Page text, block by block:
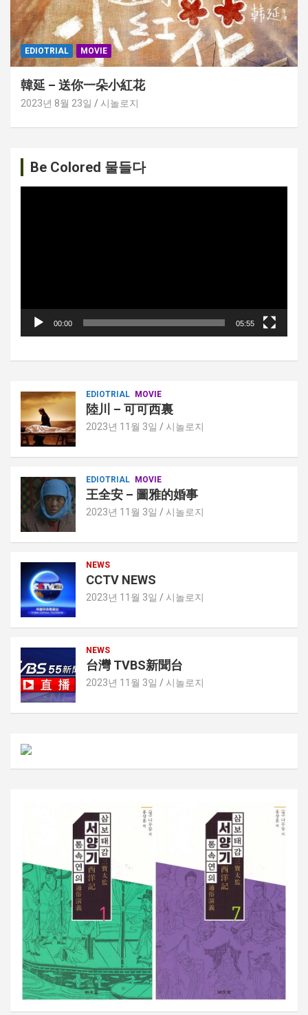
EDIOTRIAL MOVIE
韓延 – 送你一朵小紅花
2023년 8월 23일 시놀로지
Be Colored 물들다
00:00 05:55
EDIOTRIAL MOVIE
陸川 – 可可西裏
2023년 11월 3일 시놀로지
EDIOTRIAL MOVIE
王全安 – 圖雅的婚事
2023년 11월 3일 시놀로지
NEWS
CCTV NEWS
2023년 11월 3일 시놀로지
NEWS
台灣 TVBS新聞台
2023년 11월 3일 시놀로지